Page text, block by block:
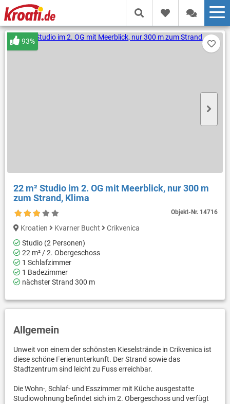
22 m² Studio im 2. OG mit Meerblick, nur 300 m
zum Strand, Klima
Objekt-Nr. 14716
93%
Kroatien Kvarner Bucht
Crikvenica
Studio (2 Personen)
22 m² / 2. Obergeschoss
1 Schlafzimmer
1 Badezimmer
nächster Strand 300 m
Allgemein
Unweit von einem der schönsten Kieselstrände in Crikvenica ist
diese schöne Ferienunterkunft. Der Strand sowie das
Stadtzentrum sind leicht zu Fuss erreichbar.
Die Wohn-, Schlaf- und Esszimmer mit Küche ausgestatte
Studiowohnung befindet sich im 2. Obergeschoss und verfügt